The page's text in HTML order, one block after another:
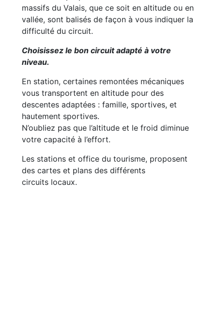
massifs du Valais, que ce soit en altitude ou en
vallée, sont balisés de façon à vous indiquer la
difficulté du circuit.
Choisissez le bon circuit adapté à votre
niveau.
En station, certaines remontées mécaniques
vous transportent en altitude pour des
descentes adaptées : famille, sportives, et
hautement sportives.
N’oubliez pas que l’altitude et le froid diminue
votre capacité à l’effort.
Les stations et office du tourisme, proposent
des cartes et plans des différents
circuits locaux.